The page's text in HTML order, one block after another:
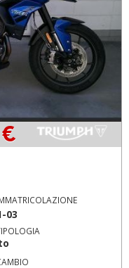
03